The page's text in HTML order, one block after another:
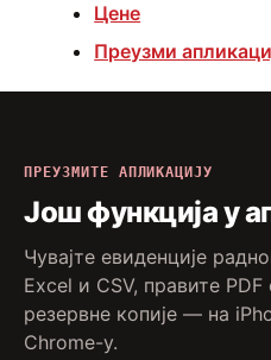
Цене
Преузми
ПРЕУЗМИТЕ АПЛИКАЦИЈУ
Још функција у
Чувајте евиденције
Excel и CSV, правите
резервне копије — на
Chrome-у.